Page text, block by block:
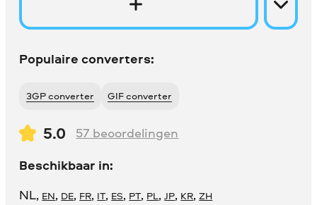
Populaire converters:
3GP converter GIF converter
5.0 57 beoordelingen
Beschikbaar in:
NL, EN, DE, FR, IT, ES, PT, PL,JP, KR,ZH